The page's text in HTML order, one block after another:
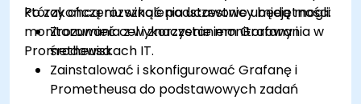
którzy chcą rozwinąć podstawowe umiejętności
monitorowania z wykorzystaniem Grafany i
Prometheusa.
Po zakończeniu szkolenia uczestnicy będą mogli:
Zrozumieć cel i znaczenie monitorowania w
środowiskach IT.
Zainstalować i skonfigurować Grafanę i
Prometheusa do podstawowych zadań